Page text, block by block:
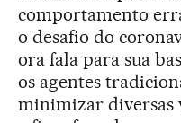
comportamento
o desafio do
ora fala para sua
os agentes
minimizar diversas